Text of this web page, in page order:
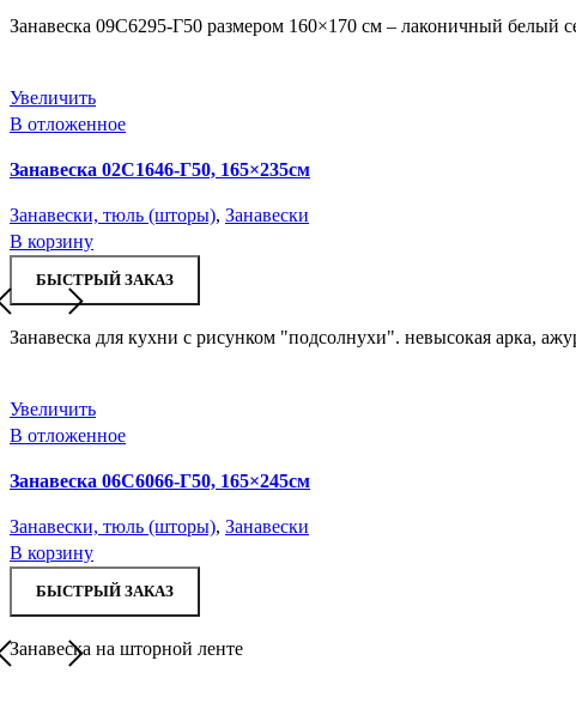
Занавеска 09С6295-Г50 размером 160×170 см – лаконичный белый
Увеличить
В отложенное
Занавеска 02С1646-Г50, 165×235см
Занавески, тюль (шторы), Занавески
В корзину
БЫСТРЫЙ ЗАКАЗ
Занавеска для кухни с рисунком "подсолнухи". невысокая арка,
Увеличить
В отложенное
Занавеска 06С6066-Г50, 165×245см
Занавески, тюль (шторы), Занавески
В корзину
БЫСТРЫЙ ЗАКАЗ
Занавеска на шторной ленте